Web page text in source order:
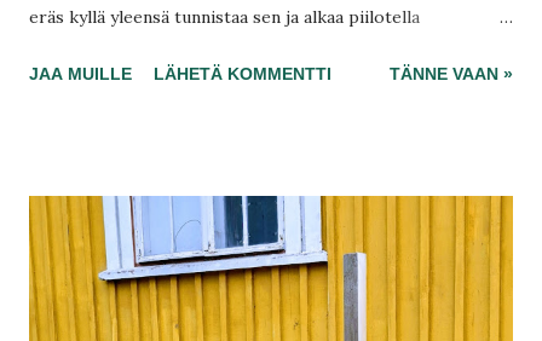
eräs kyllä yleensä tunnistaa sen ja alkaa piilotella
ja minäkuvaan alkaa heikentyä! Missä terveydenhuoltosi ei
mekin kiinnitymme paremmin.
JAA MUILLE LÄHETÄ KOMMENTTI TÄNNE VAAN »